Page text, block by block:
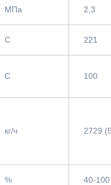
МПа 2,3
С 221
С 100
кг/ч 2729
% 40-100